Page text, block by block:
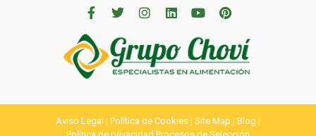
Aviso Legal | Política de Cookies | Site Map | Blog |